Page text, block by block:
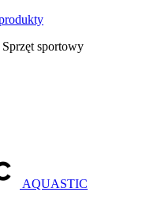
Sprzęt sportowy
AQUASTIC